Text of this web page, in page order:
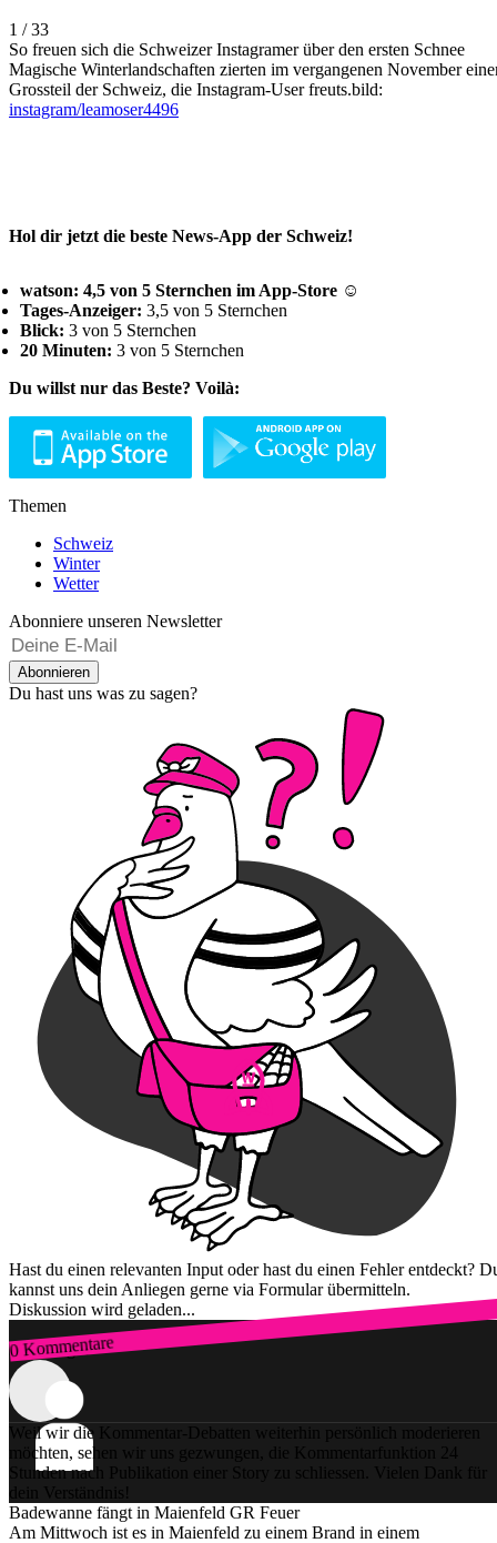
1 / 33
So freuen sich die Schweizer Instagramer über den ersten Schnee
Magische Winterlandschaften zierten im vergangenen November
Grossteil der Schweiz, die Instagram-User freuts.bild:
instagram/leamoser4496
Hol dir jetzt die beste News-App der Schweiz!
watson: 4,5 von 5 Sternchen im App-Store ☺
Tages-Anzeiger: 3,5 von 5 Sternchen
Blick: 3 von 5 Sternchen
20 Minuten: 3 von 5 Sternchen
Du willst nur das Beste? Voilà:
Themen
Schweiz
Winter
Wetter
Abonniere unseren Newsletter
Abonnieren
Du hast uns was zu sagen?
Hast du einen relevanten Input oder hast du einen Fehler entdeckt?
kannst uns dein Anliegen gerne via Formular übermitteln.
Diskussion wird geladen...
0 Kommentare
Zum Login
Weil wir die Kommentar-Debatten weiterhin persönlich moderieren
möchten, sehen wir uns gezwungen, die Kommentarfunktion 24
Stunden nach Publikation einer Story zu schliessen. Vielen Dank für
dein Verständnis!
Badewanne fängt in Maienfeld GR Feuer
Am Mittwoch ist es in Maienfeld zu einem Brand in einem